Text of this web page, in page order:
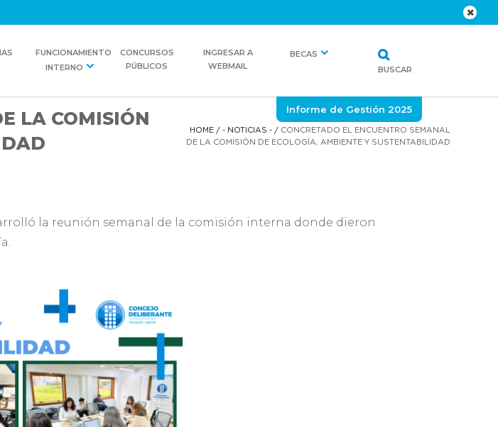
FUNCIONAMIENTO
INTERNO
CONCURSOS
PÚBLICOS
INGRESAR A
WEBMAIL
BECAS
BUSCAR
Informe de Gestión 2025
LA COMISIÓN
HOME/ - NOTICIAS -/ CONCRETADO EL ENCUENTRO SEMANAL
DE LA COMISIÓN DE ECOLOGÍA, AMBIENTE Y SUSTENTABILIDAD
la reunión semanal de la comisión interna donde dieron